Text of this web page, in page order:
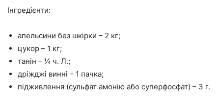
Інгредієнти:
апельсини без шкірки – 2 кг;
цукор – 1 кг;
танін – ¼ ч. Л.;
дріжджі винні – 1 пачка;
підживлення (сульфат амонію або суперфосфат) – 3 г.